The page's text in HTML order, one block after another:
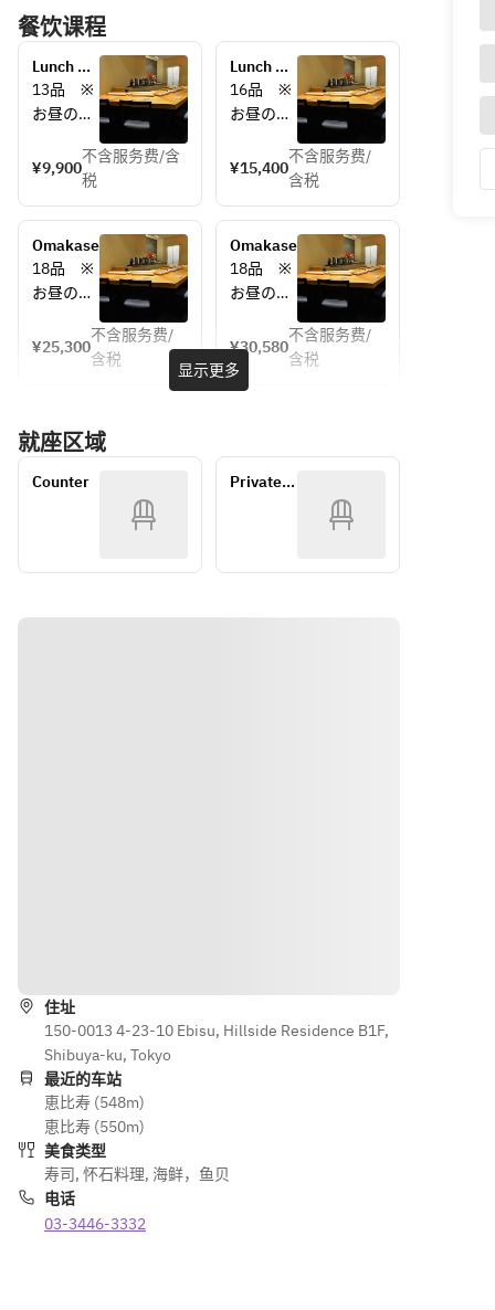
餐饮课程
Lunch
Course
13品　※
お昼のコ
(くりや川
二番手)
鮨　日進
月歩の店
長がにぎ
ります。
ださい。
¥9,900
不含服务费/含
税
Lunch
Course
16品　※
お昼のコ
(くりや川
鮨　日進
月歩の店
長がにぎ
ります。
ださい。
¥15,400
不含服务费/
含税
Omakase
18品　※
お昼のコ
(くりや川
長がにぎ
ります。
ご期待く
¥25,300
不含服务费/
含税
Omakase
18品　※
お昼のコ
(くりや川
二番手)
鮨　日進
ります。
ご期待く
¥30,580
不含服务费/
含税
显示更多
就座区域
Counter
Private
住址
150-0013 4-23-10 Ebisu, Hillside Residence B1F,
Shibuya-ku, Tokyo
最近的车站
恵比寿 (548m)
恵比寿 (550m)
美食类型
寿司, 怀石料理, 海鲜，鱼贝
电话
03-3446-3332